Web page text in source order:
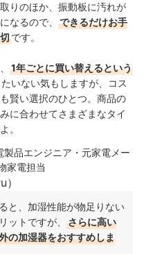
りのほか、振動板に汚れが
なるので、
できるだけお手
です。
1年ごとに買い替えるという
いない気もしますが、コス
賢い選択のひとつ。商品の
に合わせてさまざまなタイ
。
品エンジニア・元家電メー
家電担当
と、加湿性能が物足りない
ットですが、
さらに高い
の加湿器をおすすめしま